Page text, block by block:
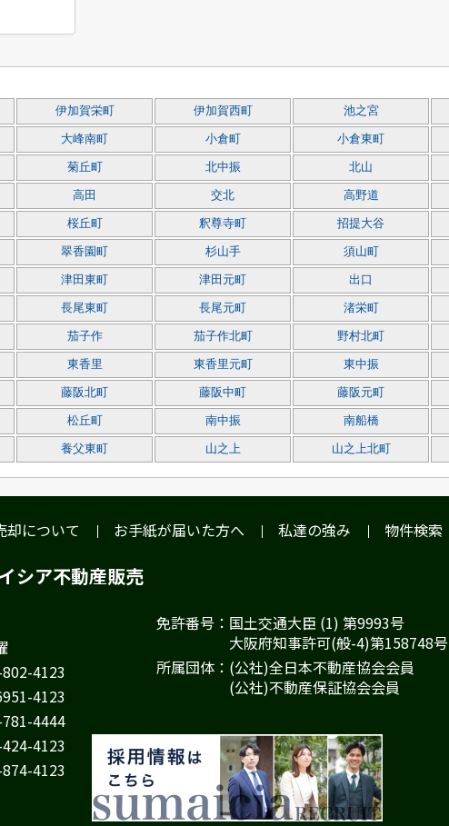
伊加賀栄町 伊加賀西町 池之宮
大峰南町 小倉町 小倉東町
菊丘町 北中振 北山
高田 交北 高野道
桜丘町 釈尊寺町 招提大谷
翠香園町 杉山手 須山町
津田東町 津田元町 出口
長尾東町 長尾元町 渚栄町
茄子作 茄子作北町 野村北町
東香里 東香里元町 東中振
藤阪北町 藤阪中町 藤阪元町
松丘町 南中振 南船橋
養父東町 山之上 山之上北町
却について お手紙が届いた方へ 私達の強み 物件検索
シア不動産販売
4123
4123
4444
4123
4123
免許番号：国土交通大臣 (1) 第9993号
大阪府知事許可(般-4)第158748号
所属団体：(公社)全日本不動産協会会員
(公社)不動産保証協会会員